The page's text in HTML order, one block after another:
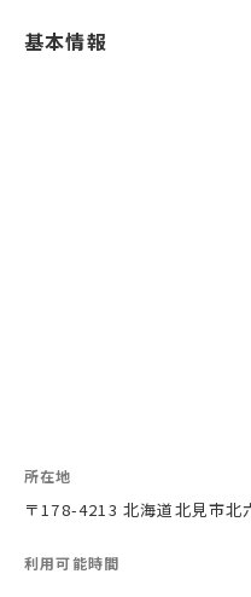
基本情報
所在地
〒178-4213 北海道北見市北
利用可能時間